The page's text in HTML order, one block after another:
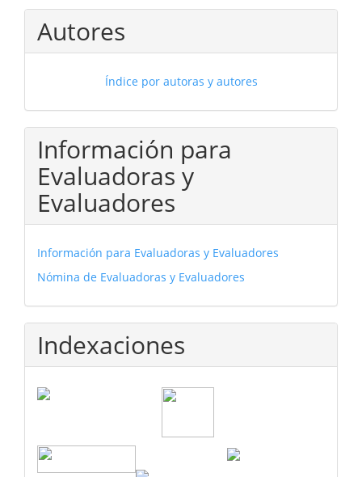
Autores
Índice por autoras y autores
Información para
Evaluadoras y
Evaluadores
Información para Evaluadoras y Evaluadores
Nómina de Evaluadoras y Evaluadores
Indexaciones